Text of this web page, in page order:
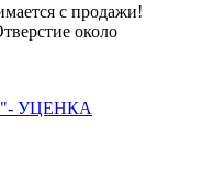
с продажи!
около